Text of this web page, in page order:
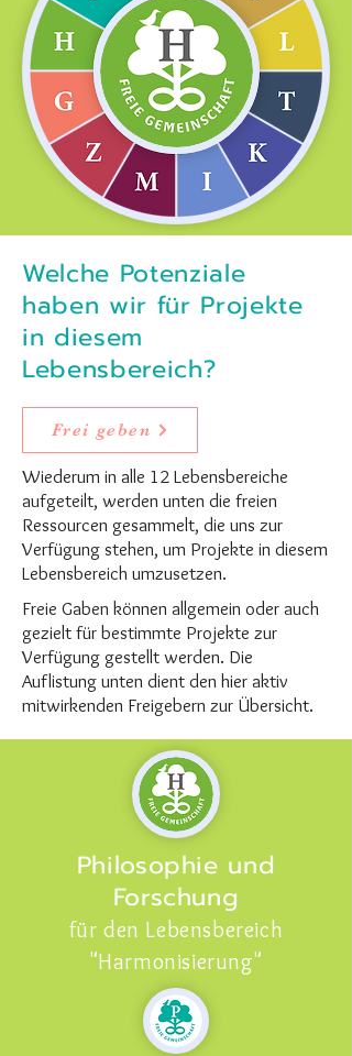
Welche Potenziale
haben wir für Projekte
in diesem
Lebensbereich?
Frei geben
Wiederum in alle 12 Lebensbereiche
aufgeteilt, werden unten die freien
Ressourcen gesammelt, die uns zur
Verfügung stehen, um Projekte in diesem
Lebensbereich umzusetzen.
Freie Gaben können allgemein oder auch
gezielt für bestimmte Projekte zur
Verfügung gestellt werden. Die
Auflistung unten dient den hier aktiv
mitwirkenden Freigebern zur Übersicht.
Philosophie und
Forschung
für den Lebensbereich
"Harmonisierung"